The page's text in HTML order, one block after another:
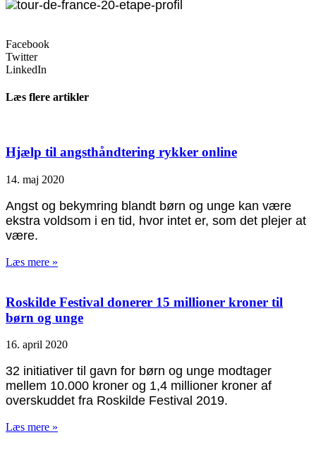
Facebook
Twitter
LinkedIn
Læs flere artikler
Hjælp til angsthåndtering rykker online
14. maj 2020
Angst og bekymring blandt børn og unge kan være
ekstra voldsom i en tid, hvor intet er, som det plejer at
være.
Læs mere »
Roskilde Festival donerer 15 millioner kroner til
børn og unge
16. april 2020
32 initiativer til gavn for børn og unge modtager
mellem 10.000 kroner og 1,4 millioner kroner af
overskuddet fra Roskilde Festival 2019.
Læs mere »